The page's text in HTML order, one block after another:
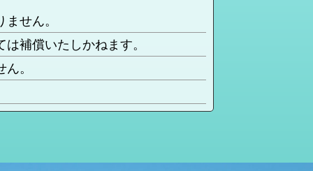
せん。
補償いたしかねます。
。